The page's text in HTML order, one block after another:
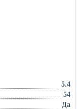
5.4
54
Да